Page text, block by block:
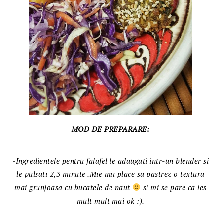
MOD DE PREPARARE:
-Ingredientele pentru falafel le adaugati intr-un blender si
le pulsati 2,3 minute .Mie imi place sa pastrez o textura
mai grunjoasa cu bucatele de naut
si mi se pare ca ies
mult mult mai ok :).